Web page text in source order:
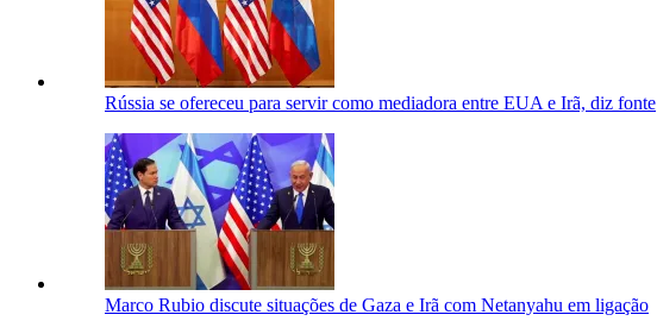
Rússia se ofereceu para servir como mediadora entre EUA e Irã, diz fonte
Marco Rubio discute situações de Gaza e Irã com Netanyahu em ligação